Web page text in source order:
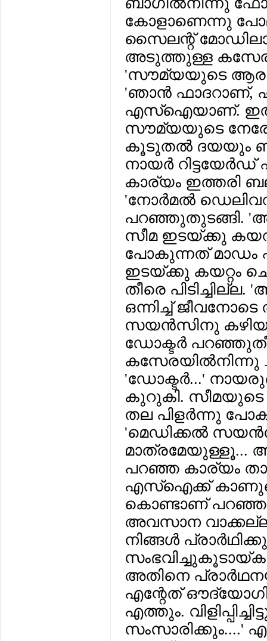
കോളാണെന്നു
സൈലന്റ്
അടുത്തുള്ള
'സൗമ്യയുടെ
'ഞാന്‍ ഫാദറാണ്,
എസ്‌ഐയാണ്. ഇത്
സൗമ്യയുടെ
കൂടുതല്‍ ദയയും
നായര്‍
കാര്യം ഇത്തരി
'നോര്‍മല്‍
പറഞ്ഞുതുടങ്ങി.
സീമ ഇടയ്ക്കു
പോകുന്നത് മാഡം
ഇടയ്ക്കു കയറ്റം
തീരെ
ഒന്നിച്ച്
സയന്‍സിനു
ഡോക്ടര്‍
കസേരയില്‍നിന്നു
'ഡോക്ടര്‍...'
കുറുകി. സീമയുടെ
തല പിളര്‍ന്നു
'മെഡിക്കല്‍
മാത്രമേയുള്ളൂ...
പറഞ്ഞ കാര്യം
എസ്‌ഐക്ക്
കൊണ്ടാണ്
അവസാന
നിങ്ങള്‍
അതിനെ
എന്റേത്
എത്തും.
സംസാരിക്കും....'